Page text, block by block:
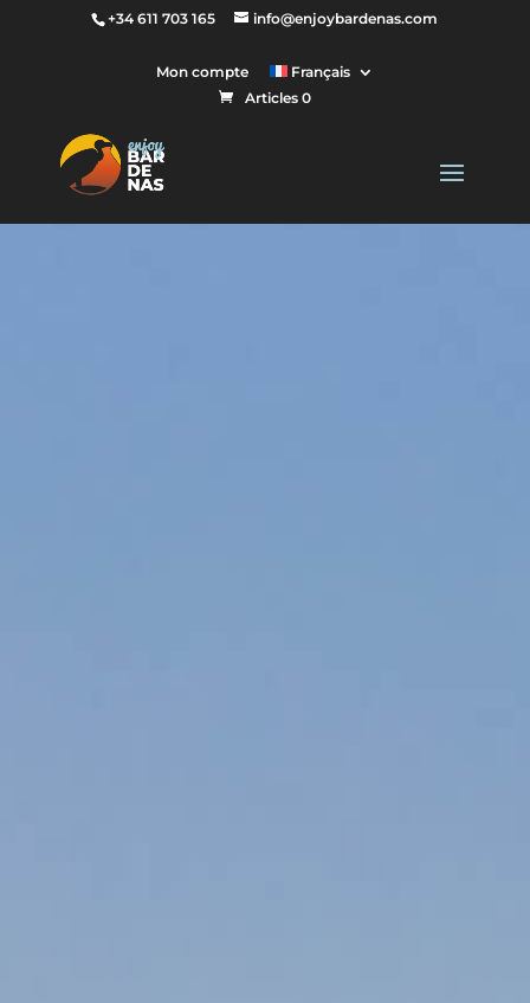
+34 611 703 165 info@enjoybardenas.com
Mon compte
Français
Articles 0